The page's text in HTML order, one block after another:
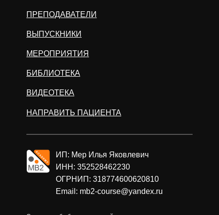
ПРЕПОДАВАТЕЛИ
МЕРОПРИЯТИЯ
ВИДЕОТЕКА
БИБЛИОТЕКА
НАПРАВИТЬ ПАЦИЕНТА
ИП: Мер Илья Яковлевич
ИНН: 352528462230
ОГРНИП: 318774600620810
Email: mb2-course@yandex.ru
ВЫПУСКНИКИ